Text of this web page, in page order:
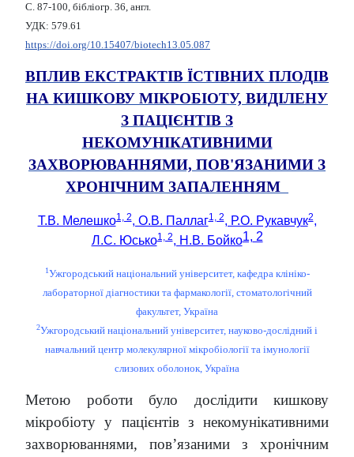
С. 87-100, бібліогр. 36, англ.
УДК: 579.61
https://doi.org/10.15407/biotech13.05.087
ВПЛИВ ЕКСТРАКТІВ ЇСТІВНИХ ПЛОДІВ
НА КИШКОВУ МІКРОБІОТУ, ВИДІЛЕНУ
З ПАЦІЄНТІВ З
НЕКОМУНІКАТИВНИМИ
ЗАХВОРЮВАННЯМИ, ПОВ'ЯЗАНИМИ З
ХРОНІЧНИМ ЗАПАЛЕННЯМ
Т.В. Мелешко1, 2, О.В. Паллаг1, 2, Р.О. Рукавчук2,
Л.С. Юсько1, 2, Н.В. Бойко1, 2
1Ужгородський національний університет, кафедра клініко-
лабораторної діагностики та фармакології, стоматологічний
факультет, Україна
2Ужгородський національний університет, науково-дослідний і
навчальний центр молекулярної мікробіології та імунології
слизових оболонок, Україна
Метою роботи було дослідити кишкову
мікробіоту у пацієнтів з некомунікативними
захворюваннями, пов’язаними з хронічним